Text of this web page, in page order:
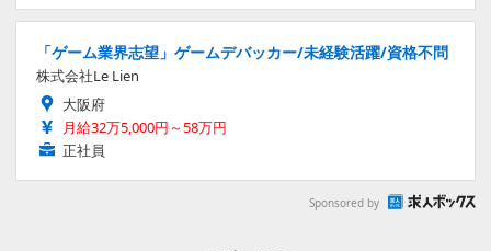
「ゲーム業界志望」ゲームデバッカー/未経験活躍/資格不問
株式会社Le Lien
大阪府
月給32万5,000円～58万円
正社員
Sponsored by